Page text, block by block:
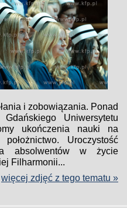
i zobowiązania. Ponad
Uniwersytetu
ukończenia nauki na
Uroczystość
absolwentów w życie
Filharmonii...
więcej zdjęć z tego tematu »